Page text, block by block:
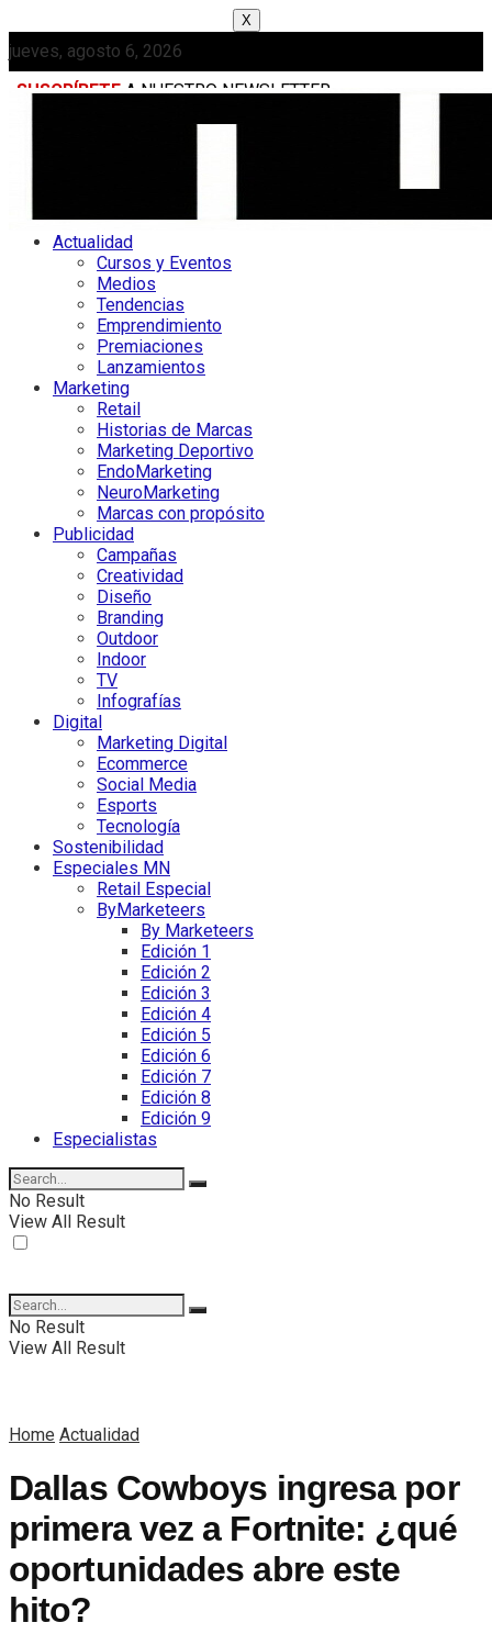
X
jueves, agosto 6, 2026
SUSCRÍBETE A NUESTRO NEWSLETTER
Actualidad
Cursos y Eventos
Medios
Tendencias
Emprendimiento
Premiaciones
Lanzamientos
Marketing
Retail
Historias de Marcas
Marketing Deportivo
EndoMarketing
NeuroMarketing
Marcas con propósito
Publicidad
Campañas
Creatividad
Diseño
Branding
Outdoor
Indoor
TV
Infografías
Digital
Marketing Digital
Ecommerce
Social Media
Esports
Tecnología
Sostenibilidad
Especiales MN
Retail Especial
ByMarketeers
By Marketeers
Edición 1
Edición 2
Edición 3
Edición 4
Edición 5
Edición 6
Edición 7
Edición 8
Edición 9
Especialistas
No Result
View All Result
No Result
View All Result
Home Actualidad
Dallas Cowboys ingresa por
primera vez a Fortnite: ¿qué
oportunidades abre este
hito?